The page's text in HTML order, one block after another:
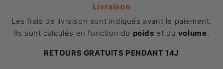
Livraison
Les frais de livraison sont indiqués avant le paiement.
Ils sont calculés en fonction du poids et du volume.
RETOURS GRATUITS PENDANT 14J